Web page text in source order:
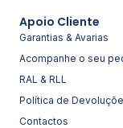
Apoio Cliente
Garantias & Avarias
Acompanhe o seu
RAL & RLL
Política de
Contactos